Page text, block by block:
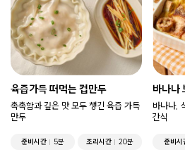
육즙가득 떠먹는 컵만두
촉촉함과 깊은 맛 모두 챙긴 육즙 가득
만두
준비시간 5분 조리시간 20분
바나나
바나나,
간식
준비시